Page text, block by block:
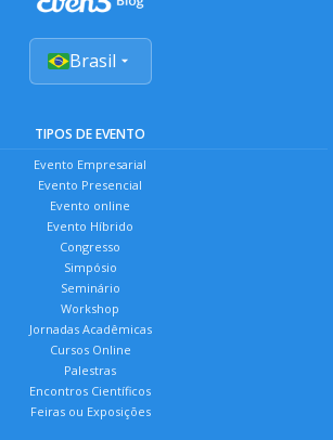
Brasil
TIPOS DE EVENTO
Evento Empresarial
Evento Presencial
Evento online
Evento Híbrido
Congresso
Simpósio
Seminário
Workshop
Jornadas Acadêmicas
Cursos Online
Palestras
Encontros Científicos
Feiras ou Exposições